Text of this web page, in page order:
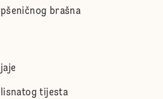
pšeničnog brašna
jaje
lisnatog tijesta